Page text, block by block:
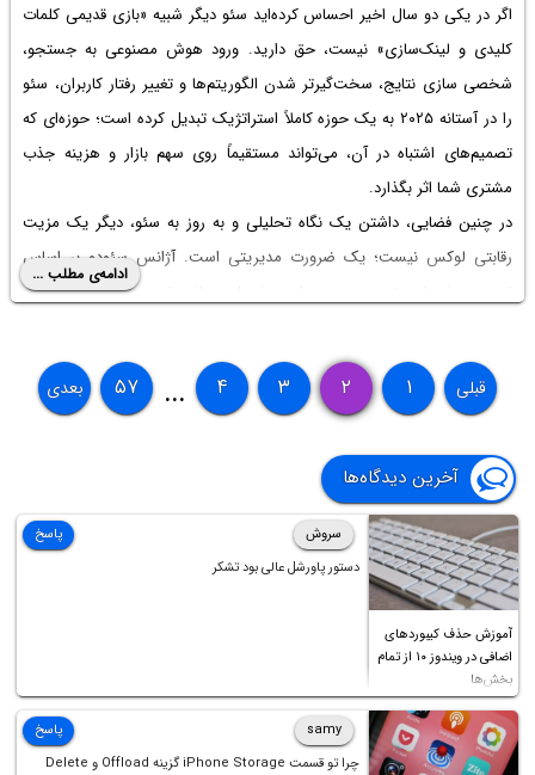
اگر در یکی دو سال اخیر احساس کرده‌اید سئو دیگر شبیه «بازی قدیمی کلمات
کلیدی و لینک‌سازی» نیست، حق دارید. ورود هوش مصنوعی به جستجو،
شخصی سازی نتایج، سخت‌گیرتر شدن الگوریتم‌ها و تغییر رفتار کاربران، سئو
را در آستانه ۲۰۲۵ به یک حوزه کاملاً استراتژیک تبدیل کرده است؛ حوزه‌ای که
تصمیم‌های اشتباه در آن، می‌تواند مستقیماً روی سهم بازار و هزینه جذب
مشتری شما اثر بگذارد.
در چنین فضایی، داشتن یک نگاه تحلیلی و به روز به سئو، دیگر یک مزیت
رقابتی لوکس نیست؛ یک ضرورت مدیریتی است. آژانس سئودو بر اساس
تجربه پروژه‌های متعدد و رصد مداوم روندهای جهانی، تصویر روشنی از «سئوی
تصمیم‌های عملی برای رشد سایت‌ها تبدیل کند.
در مطلب خلاصه‌ای از این تحلیل تخصصی را مرور می‌کنیم؛ این که سئودو سئو
برای رشد پایدار سایت‌ها پیشنهاد می‌کند.
ادامه‌ی مطلب ...
قبلی ۱ ۲ ۳ ۴ ... ۵۷ بعدی
آخرین دیدگاه‌ها
آموزش حذف کیبوردهای
اضافی در ویندوز ۱۰ از تمام
بخش‌ها
سروش
دستور پاورشل عالی بود تشکر
پاسخ
samy
چرا تو قسمت iPhone Storage گزینه Offload و Delete
پاسخ